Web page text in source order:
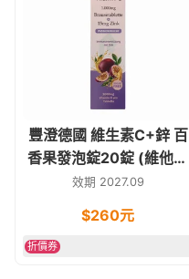
豐澄德國 維生素C+鋅 百
香果發泡錠20錠 (維他命
C)原泰貿豐 含甜菜根 素
效期 2027.09
$260元
折價券